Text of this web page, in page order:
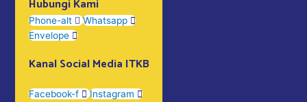
Hubungi Kami
Phone-alt
Whatsapp
Envelope
Kanal Social Media ITKB
Facebook-f
Instagram